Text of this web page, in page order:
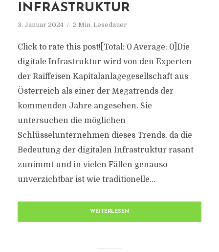
INFRASTRUKTUR
3. Januar 2024 2 Min. Lesedauer
Click to rate this post![Total: 0 Average: 0]Die
digitale Infrastruktur wird von den Experten
der Raiffeisen Kapitalanlagegesellschaft aus
Österreich als einer der Megatrends der
kommenden Jahre angesehen. Sie
untersuchen die möglichen
Schlüsselunternehmen dieses Trends, da die
Bedeutung der digitalen Infrastruktur rasant
zunimmt und in vielen Fällen genauso
unverzichtbar ist wie traditionelle...
WEITERLESEN